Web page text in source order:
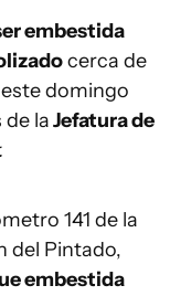
embestida
cerca de
este domingo
laJefatura de
141 de la
del Pintado,
embestida